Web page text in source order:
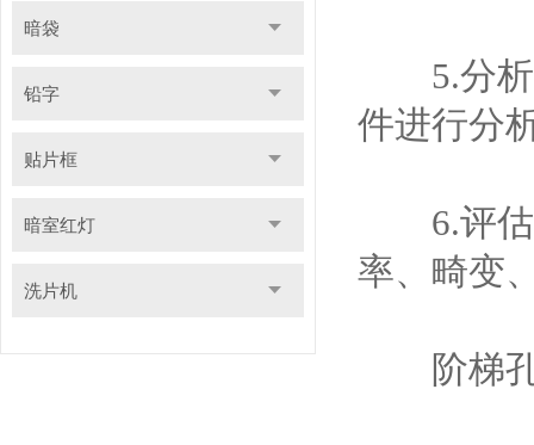
暗袋
铅字
贴片框
暗室红灯
洗片机
5.分析
件进行分
6.评估
率、畸变
阶梯孔